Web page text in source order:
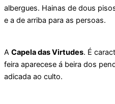
albergues. Hainas de dous
e a de arriba para as persoas.
A Capela das Virtudes. É
feira aparecese á beira dos
adicada ao culto.